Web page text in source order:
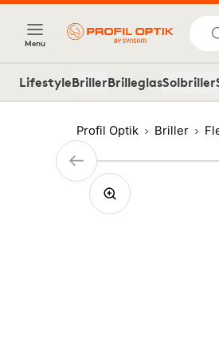
Menu
LifestyleBrillerBrilleglasSolbriller
Profil Optik Briller